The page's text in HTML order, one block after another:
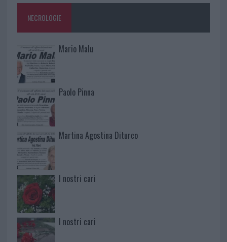
NECROLOGIE
Mario Malu
Paolo Pinna
Martina Agostina Diturco
I nostri cari
I nostri cari